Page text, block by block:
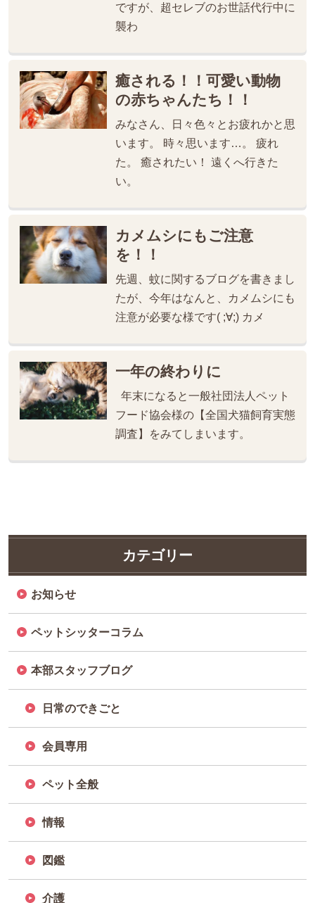
ですが、超セレブのお世話代行中に
襲わ
癒される！！可愛い動物
の赤ちゃんたち！！
みなさん、日々色々とお疲れかと思
います。 時々思います…。 疲れ
た。 癒されたい！ 遠くへ行きた
い。
カメムシにもご注意
を！！
先週、蚊に関するブログを書きまし
たが、今年はなんと、カメムシにも
注意が必要な様です( ;∀;) カメ
一年の終わりに
年末になると一般社団法人ペット
フード協会様の【全国犬猫飼育実態
調査】をみてしまいます。
カテゴリー
お知らせ
ペットシッターコラム
本部スタッフブログ
日常のできごと
会員専用
ペット全般
情報
図鑑
介護